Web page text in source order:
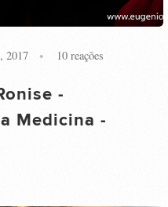
2017 10 reações
-
Medicina -